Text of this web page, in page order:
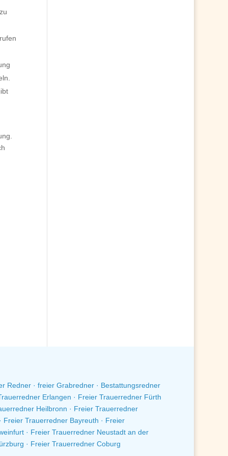
Redner · freier Grabredner · Bestattungsredner
Erlangen · Freier Trauerredner Fürth
Heilbronn · Freier Trauerredner
Freier Trauerredner Bayreuth · Freier
· Freier Trauerredner Neustadt an der
· Freier Trauerredner Coburg